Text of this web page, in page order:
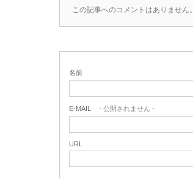
この記事へのコメントはありません。
名前
E-MAIL - 公開されません -
URL